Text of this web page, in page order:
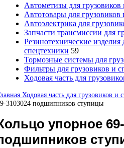
Автометизы для грузовиков
Автотовары для грузовиков
Автоэлектрика для
Запчасти трансмиссии для
Резинотехнические изделия
спецтехники 59
Тормозные системы для
Фильтры для грузовиков и
Ходовая часть для
Ходовая часть для грузовиков и
3103024 подшипников ступицы
упорное